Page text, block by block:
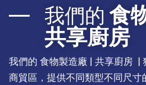
我們的 食
共享廚房
我們的 食物製造廠 | 共享廚房 |
商貿區，提供不同類型不同尺